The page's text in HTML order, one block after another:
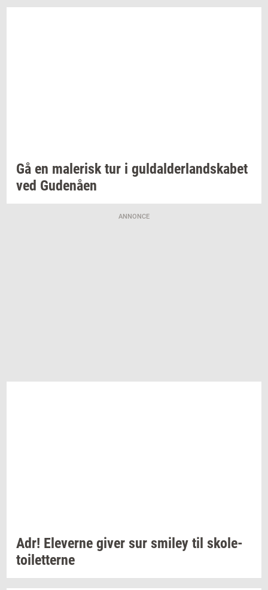
Gå en ma­le­risk tur i gul­dal­der­land­ska­bet
ved Gu­denå­en
ANNONCE
Adr! Ele­ver­ne giver sur smiley til sko­le­
toilet­ter­ne